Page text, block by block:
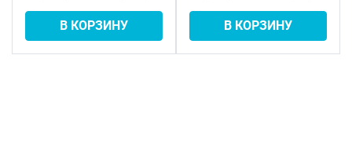
В КОРЗИНУ В КОРЗИНУ